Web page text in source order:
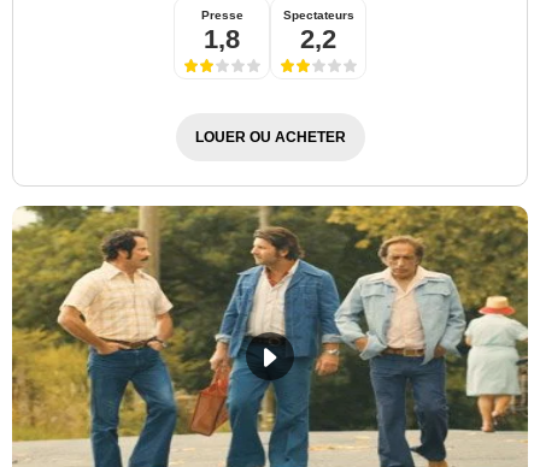
Presse
1,8
Spectateurs
2,2
LOUER OU ACHETER